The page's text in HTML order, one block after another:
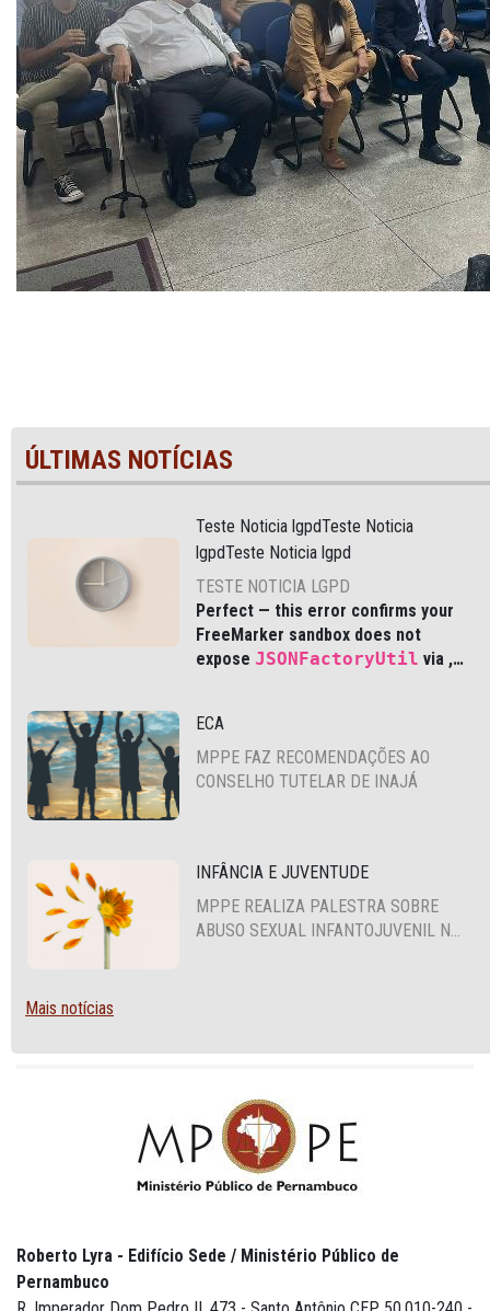
ÚLTIMAS NOTÍCIAS
Teste Noticia lgpdTeste Noticia
lgpdTeste Noticia lgpd
TESTE NOTICIA LGPD
Perfect — this error confirms your
FreeMarker sandbox does not
exposeJSONFactoryUtil via ,
ECA
MPPE FAZ RECOMENDAÇÕES AO
CONSELHO TUTELAR DE INAJÁ
INFÂNCIA E JUVENTUDE
MPPE REALIZA PALESTRA SOBRE
ABUSO SEXUAL INFANTOJUVENIL NO
Mais notícias
Roberto Lyra - Edifício Sede / Ministério Público de
Pernambuco